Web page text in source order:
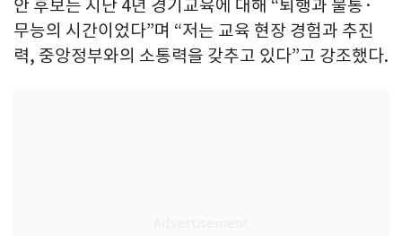
안 후보는 지난 4년 경기교육에 대해 “퇴행과 불통·
무능의 시간이었다”며 “저는 교육 현장 경험과 추진
력, 중앙정부와의 소통력을 갖추고 있다”고 강조했다.